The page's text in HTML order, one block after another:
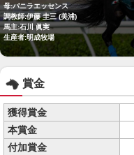
母:バニラエッセンス
調教師:伊藤 圭三 (美浦)
馬主:石川 眞実
生産者:明成牧場
賞金
獲得賞金
本賞金
付加賞金